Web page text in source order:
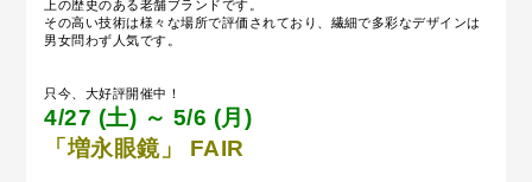
上の歴史のある老舗ブランドです。
その高い技術は様々な場所で評価されており、 繊細で多彩なデザインは
男女問わず人気です。
只今、大好評開催中！
4/27 (土) ～ 5/6 (月)
「増永眼鏡」 FAIR